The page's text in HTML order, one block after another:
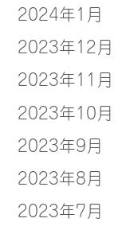
2024年1月
2023年12月
2023年11月
2023年10月
2023年9月
2023年8月
2023年7月